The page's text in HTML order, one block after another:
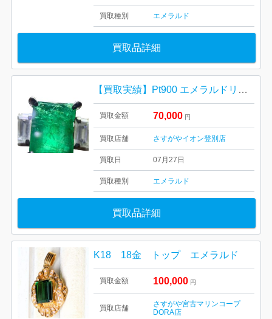
買取種別 エメラルド
買取品詳細
【買取実績】Pt900 エメラルドリング 1ct メレダイヤ0.4ctを高価買取｜イオン登別店
買取金額 70,000 円
買取店舗 さすがやイオン登別店
買取日 07月27日
買取種別 エメラルド
買取品詳細
K18 18金 トップ エメラルド
買取金額 100,000 円
買取店舗
さすがや宮古マリンコープ
DORA店